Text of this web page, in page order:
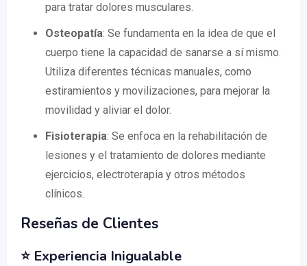
para tratar dolores musculares.
Osteopatía: Se fundamenta en la idea de que el
cuerpo tiene la capacidad de sanarse a sí mismo.
Utiliza diferentes técnicas manuales, como
estiramientos y movilizaciones, para mejorar la
movilidad y aliviar el dolor.
Fisioterapia: Se enfoca en la rehabilitación de
lesiones y el tratamiento de dolores mediante
ejercicios, electroterapia y otros métodos
clínicos.
Reseñas de Clientes
⭐ Experiencia Inigualable